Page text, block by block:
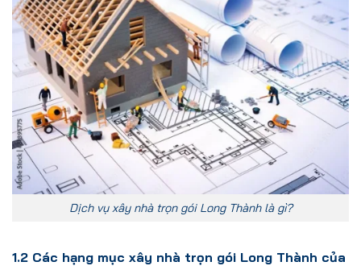
Dịch vụ xây nhà trọn gói Long Thành là gì?
1.2 Các hạng mục xây nhà trọn gói Long Thành của